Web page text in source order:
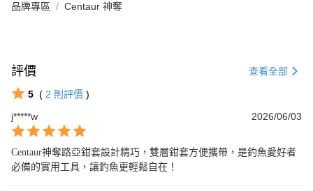
品牌專區 Centaur 神奪
評價 查看全部
5 ( 2 則評價 )
j*****w
2026/06/03
Centaur神奪路亞鉗套設計精巧，雙層鉗套方便攜帶，是釣魚愛好者
必備的實用工具，讓釣魚更輕鬆自在！